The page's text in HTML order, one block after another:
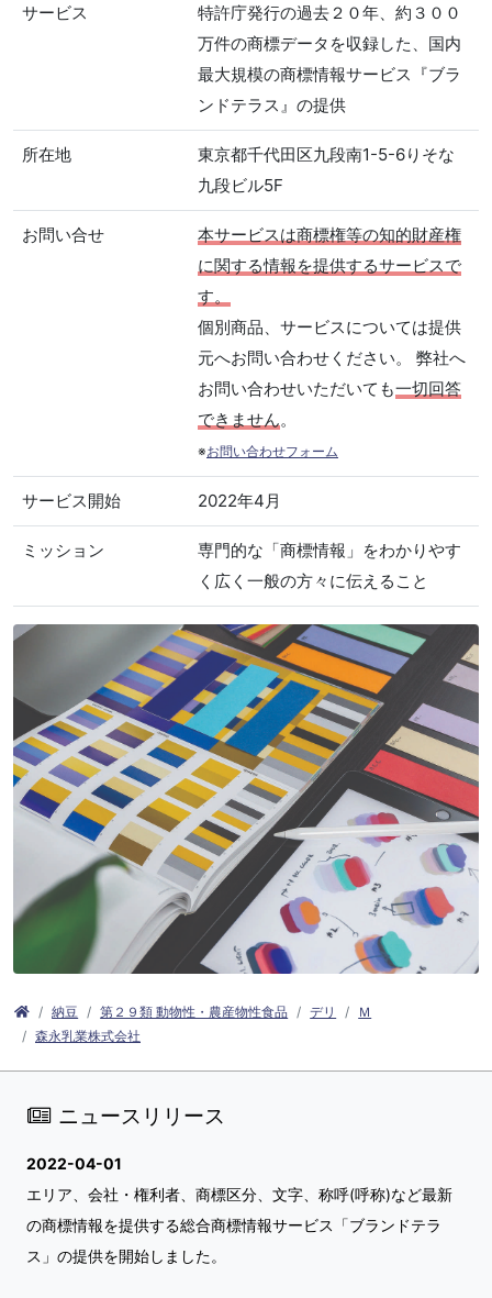
サービス
特許庁発行の過去２０年、約３００
万件の商標データを収録した、国内
最大規模の商標情報サービス『ブラ
ンドテラス』の提供
所在地
東京都千代田区九段南1-5-6りそな
九段ビル5F
お問い合せ
本サービスは商標権等の知的財産権
に関する情報を提供するサービスで
す。
個別商品、サービスについては提供
元へお問い合わせください。 弊社へ
お問い合わせいただいても一切回答
できません。
※お問い合わせフォーム
サービス開始 2022年4月
ミッション
専門的な「商標情報」をわかりやす
く広く一般の方々に伝えること
納豆 第２９類 動物性・農産物性食品 デリ
Ｍ
森永乳業株式会社
ニュースリリース
2022-04-01
エリア、会社・権利者、商標区分、文字、称呼(呼称)など最新
の商標情報を提供する総合商標情報サービス「ブランドテラ
ス」の提供を開始しました。